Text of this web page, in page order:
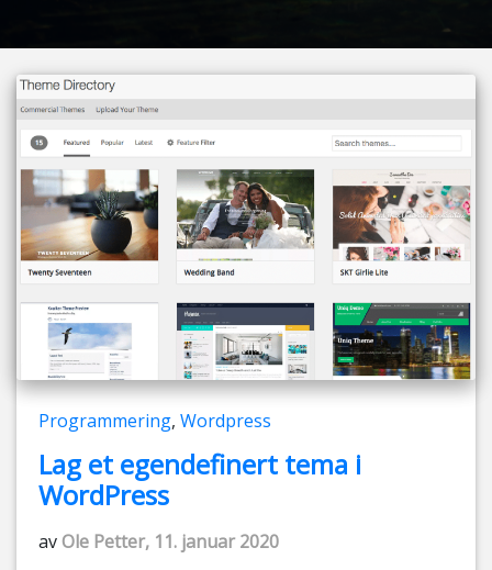
Programmering, Wordpress
Lag et egendefinert tema i
WordPress
avOle Petter, 11. januar 2020